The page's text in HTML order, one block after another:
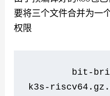
要将三个文件合并为一
权限
k3s-